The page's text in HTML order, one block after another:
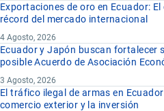
Exportaciones de oro en Ecuador:
récord del mercado internacional
4 Agosto, 2026
Ecuador y Japón buscan fortalecer
posible Acuerdo de Asociación
3 Agosto, 2026
El tráfico ilegal de armas en
comercio exterior y la inversión